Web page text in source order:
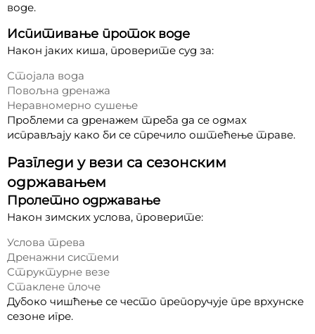
воде.
Испитивање проток воде
Након јаких киша, проверите суд за:
Стојала вода
Повољна дренажа
Неравномерно сушење
Проблеми са дренажем треба да се одмах
исправљају како би се спречило оштећење траве.
Разгледи у вези са сезонским
одржавањем
Пролетно одржавање
Након зимских услова, проверите:
Услова трева
Дренажни системи
Структурне везе
Стаклене плоче
Дубоко чишћење се често препоручује пре врхунске
сезоне игре.